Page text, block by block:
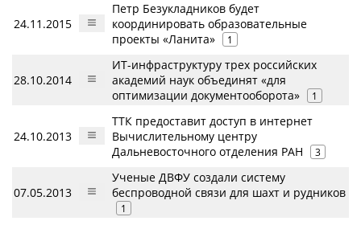
24.11.2015
Петр Безукладников будет
координировать образовательные
проекты «Ланита»
1
28.10.2014
ИТ-инфраструктуру трех российских
академий наук объединят «для
оптимизации документооборота»
1
24.10.2013
ТТК предоставит доступ в интернет
Вычислительному центру
Дальневосточного отделения РАН
3
07.05.2013
Ученые ДВФУ создали систему
беспроводной связи для шахт и рудников
1